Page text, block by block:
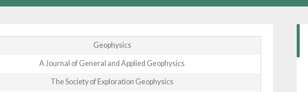
Geophysics
A Journal of General and Applied Geophysics
The Society of Exploration Geophysics